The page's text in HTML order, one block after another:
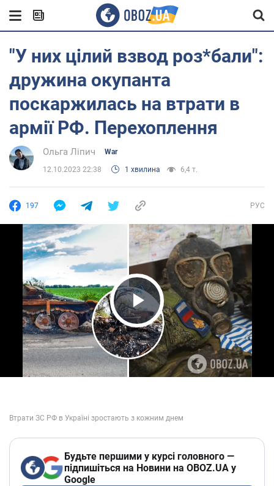
"У них цілий взвод роз*бали":
дружина окупанта
поскаржилась на втрати в
армії РФ. Перехоплення
Ольга Ліпич War
12.10.2023 22:38 1 хвилина 6,4 т.
197 РУС
Play Video
Будьте першими у курсі головного —
підпишіться на Новини на OBOZ.UA у
Google